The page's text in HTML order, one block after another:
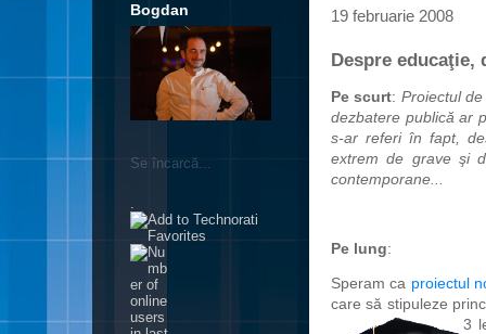
19 februarie 2008
Despre
Pe scurt: Proiectul
dezbatere publică ar
s-ar referi în fapt,
extrem de grave şi
contemporane...
Pe lung:
Speram ca proiectul
care să stipuleze
3
Bogdan
Se încarcă...
.